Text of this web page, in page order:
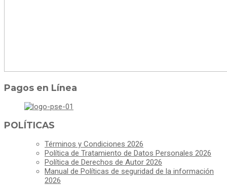
Pagos en Línea
POLÍTICAS
Términos y Condiciones 2026
Política de Tratamiento de Datos Personales 2026
Política de Derechos de Autor 2026
Manual de Políticas de seguridad de la información
2026